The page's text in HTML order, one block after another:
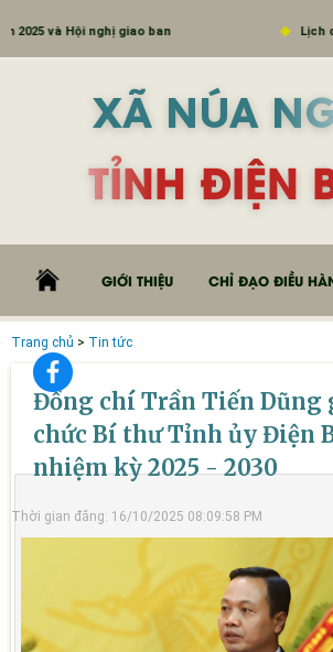
và Hội nghị giao ban Lịch công
XÃ NÚA
TỈNH ĐIỆN
GIỚI THIỆU CHỈ ĐẠO ĐIỀU
Trang chủ > Tin tức
Đồng chí Trần Tiến Dũng
chức Bí thư Tỉnh ủy Điện
nhiệm kỳ 2025 - 2030
Thời gian đăng: 16/10/2025 08:09:58 PM